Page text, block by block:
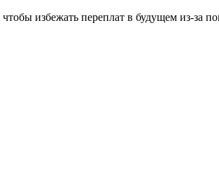
чтобы избежать переплат в будущем из-